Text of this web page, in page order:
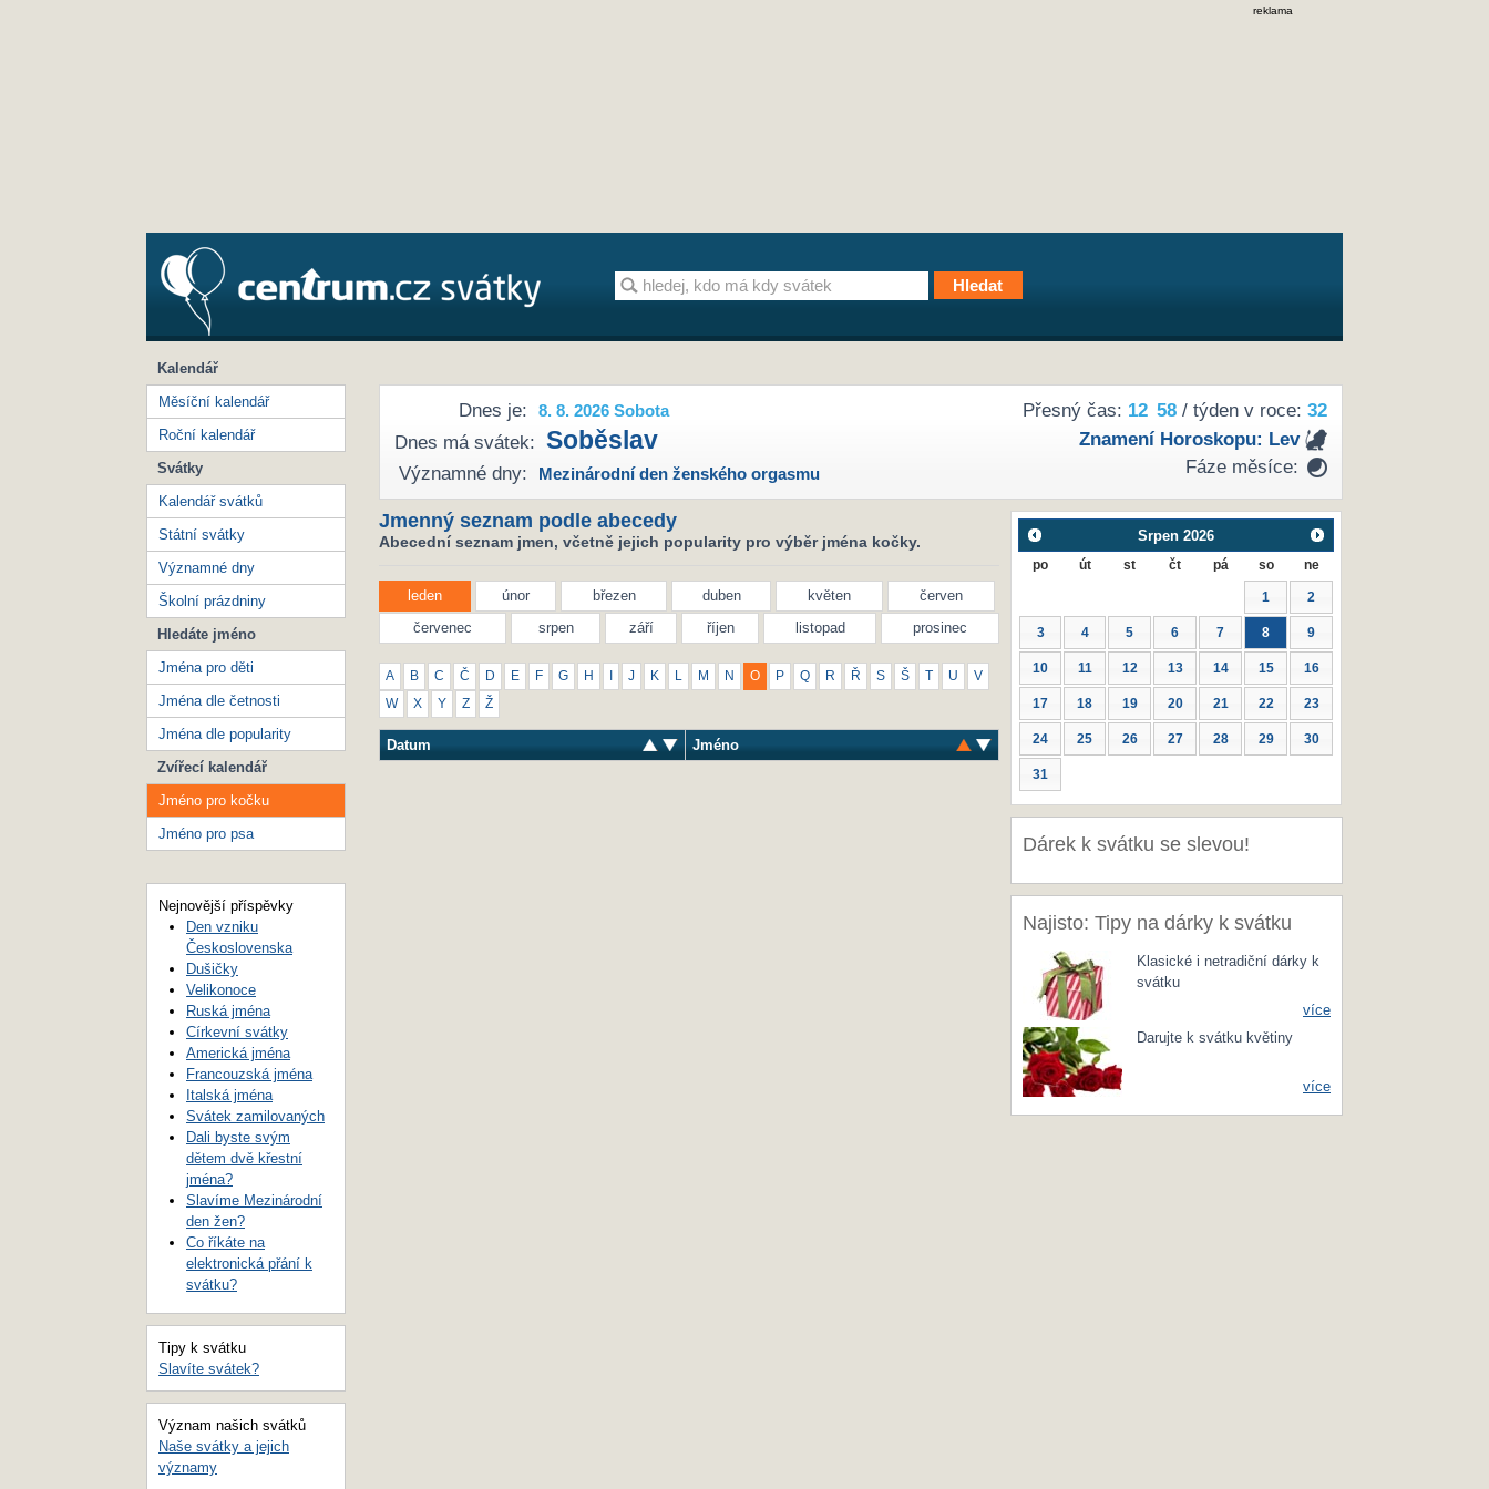
reklama
Přesný čas: 12 58/ týden v roce: 32
Znamení Horoskopu: Lev
Fáze měsíce:
Dnes je: 8. 8. 2026 Sobota
Dnes má svátek: Soběslav
Významné dny: Mezinárodní den ženského orgasmu
Jmenný seznam podle abecedy
Abecední seznam jmen, včetně jejich popularity pro výběr jména kočky.
leden únor březen duben květen
červen
červenec
srpen září říjen listopad prosinec
A B C Č D E F G H J K M N O P Q R Ř S Š T U V
W X Y Z Ž
Datum Jméno
Srpen 2026
po út st čt pá so ne
1 2
3 4 5 6 7 8 9
10 11 12 13 14 15 16
17 18 19 20 21 22 23
24 25 26 27 28 29 30
31
Dárek k svátku se slevou!
Najisto: Tipy na dárky k svátku
Klasické i netradiční dárky k
svátku
více
Darujte k svátku květiny
více
Kalendář
Měsíční kalendář
Roční kalendář
Svátky
Kalendář svátků
Státní svátky
Významné dny
Školní prázdniny
Hledáte jméno
Jména pro děti
Jména dle četnosti
Jména dle popularity
Zvířecí kalendář
Jméno pro kočku
Jméno pro psa
Nejnovější příspěvky
Den vzniku
Československa
Dušičky
Velikonoce
Ruská jména
Církevní svátky
Americká jména
Francouzská jména
Italská jména
Svátek zamilovaných
Dali byste svým
dětem dvě křestní
jména?
Slavíme Mezinárodní
den žen?
Co říkáte na
elektronická přání k
svátku?
Tipy k svátku
Slavíte svátek?
Význam našich svátků
Naše svátky a jejich
významy